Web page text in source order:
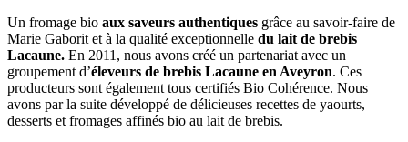
Un fromage bio aux saveurs authentiques grâce au savoir-faire de
Marie Gaborit et à la qualité exceptionnelle du lait de brebis
Lacaune. En 2011, nous avons créé un partenariat avec un
groupement d’éleveurs de brebis Lacaune en Aveyron. Ces
producteurs sont également tous certifiés Bio Cohérence. Nous
avons par la suite développé de délicieuses recettes de yaourts,
desserts et fromages affinés bio au lait de brebis.